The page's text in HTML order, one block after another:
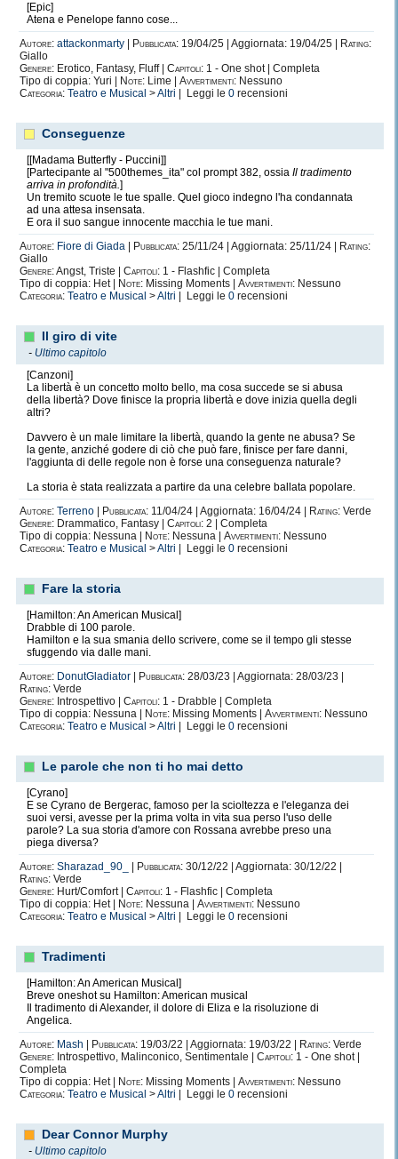
[Epic]
Atena e Penelope fanno cose...
Autore: attackonmarty Pubblicata: 19/04/25 | Aggiornata: 19/04/25 |
Rating:
Giallo
Genere: Erotico, Fantasy, Fluff | Capitoli: 1 - One shot | Completa
Tipo di coppia: Yuri |
Note: Lime | Avvertimenti: Nessuno
Categoria: Teatro e Musical >Altri | Leggi le 0 recensioni
Conseguenze
[[Madama Butterfly - Puccini]]
[Partecipante al "500themes_ita" col prompt 382, ossia Il tradimento
arriva in profondità.]
Un tremito scuote le tue spalle. Quel gioco indegno l'ha condannata
ad una attesa insensata.
E ora il suo sangue innocente macchia le tue mani.
Autore: Fiore di Giada Pubblicata: 25/11/24 | Aggiornata: 25/11/24 |
Rating:
Giallo
Genere:Angst, Triste | Capitoli: 1 - Flashfic | Completa
Tipo di coppia: Het |
Note: Missing Moments | Avvertimenti: Nessuno
Categoria: Teatro e Musical >Altri | Leggi le 0 recensioni
Il giro di vite
- Ultimo capitolo
[Canzoni]
La libertà è un concetto molto bello, ma cosa succede se si abusa
della libertà? Dove finisce la propria libertà e dove inizia quella degli
altri?
Davvero è un male limitare la libertà, quando la gente ne abusa? Se
la gente, anziché godere di ciò che può fare, finisce per fare danni,
l'aggiunta di delle regole non è forse una conseguenza naturale?
La storia è stata realizzata a partire da una celebre ballata popolare.
Autore: Terreno Pubblicata: 11/04/24 | Aggiornata: 16/04/24 | Rating: Verde
Genere: Drammatico, Fantasy | Capitoli: 2 | Completa
Tipo di coppia: Nessuna |
Note: Nessuna | Avvertimenti: Nessuno
Categoria: Teatro e Musical >Altri | Leggi le 0 recensioni
Fare la storia
[Hamilton: An American Musical]
Drabble di 100 parole.
Hamilton e la sua smania dello scrivere, come se il tempo gli stesse
sfuggendo via dalle mani.
Autore: DonutGladiator Pubblicata: 28/03/23 | Aggiornata: 28/03/23 |
Rating: Verde
Genere: Introspettivo | Capitoli: 1 - Drabble | Completa
Tipo di coppia: Nessuna |
Note: Missing Moments | Avvertimenti: Nessuno
Categoria: Teatro e Musical >Altri | Leggi le 0 recensioni
Le parole che non ti ho mai detto
[Cyrano]
E se Cyrano de Bergerac, famoso per la scioltezza e l'eleganza dei
suoi versi, avesse per la prima volta in vita sua perso l'uso delle
parole? La sua storia d'amore con Rossana avrebbe preso una
piega diversa?
Autore: Sharazad_90_ Pubblicata: 30/12/22 | Aggiornata: 30/12/22 |
Rating: Verde
Genere: Hurt/Comfort | Capitoli: 1 - Flashfic | Completa
Tipo di coppia: Het |
Note: Nessuna | Avvertimenti: Nessuno
Categoria: Teatro e Musical >Altri | Leggi le 0 recensioni
Tradimenti
[Hamilton: An American Musical]
Breve oneshot su Hamilton: American musical
Il tradimento di Alexander, il dolore di Eliza e la risoluzione di
Angelica.
Autore: Mash Pubblicata: 19/03/22 | Aggiornata: 19/03/22 | Rating: Verde
Genere: Introspettivo, Malinconico, Sentimentale | Capitoli: 1 - One shot |
Completa
Tipo di coppia: Het |
Note: Missing Moments | Avvertimenti: Nessuno
Categoria: Teatro e Musical >Altri | Leggi le 0 recensioni
Dear Connor Murphy
- Ultimo capitolo